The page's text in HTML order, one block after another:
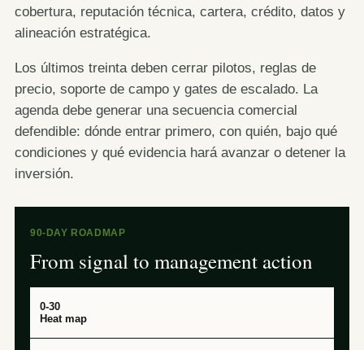
cobertura, reputación técnica, cartera, crédito, datos y
alineación estratégica.
Los últimos treinta deben cerrar pilotos, reglas de
precio, soporte de campo y gates de escalado. La
agenda debe generar una secuencia comercial
defendible: dónde entrar primero, con quién, bajo qué
condiciones y qué evidencia hará avanzar o detener la
inversión.
90-DAY ROADMAP
From signal to management action
0-30
Heat map